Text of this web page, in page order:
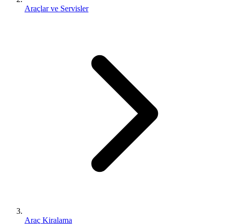
Araçlar ve Servisler
Araç Kiralama